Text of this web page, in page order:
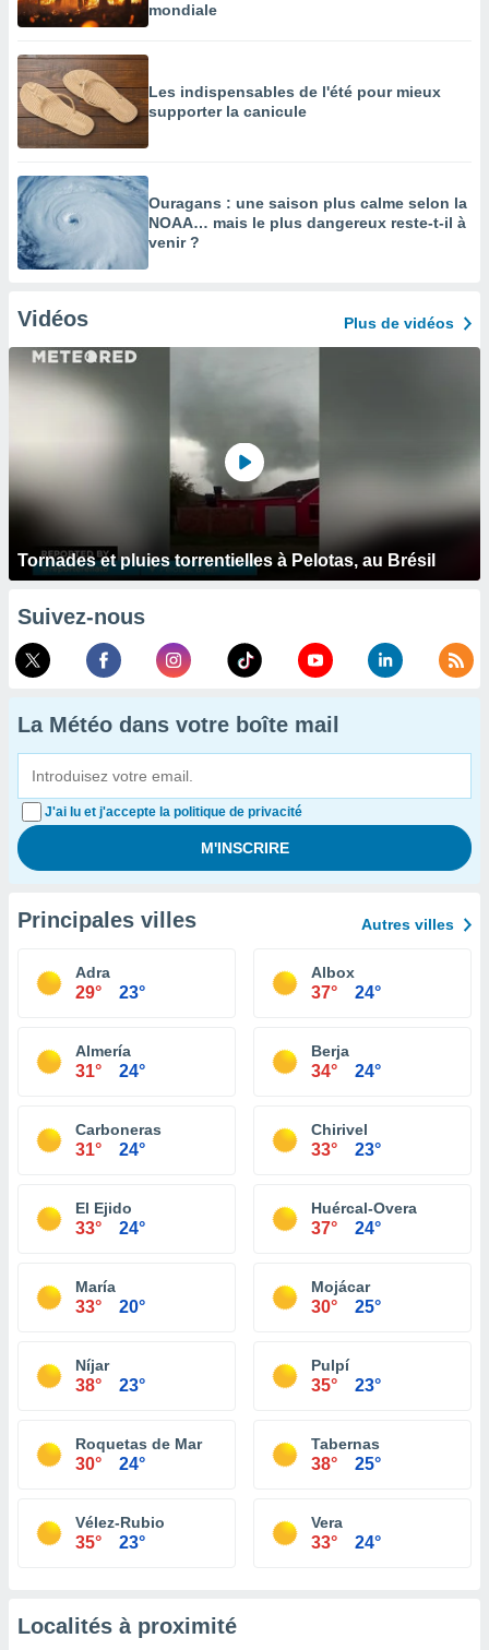
mondiale
Les indispensables de l'été pour mieux
supporter la canicule
Ouragans : une saison plus calme selon la
NOAA… mais le plus dangereux reste-t-il à
venir ?
Vidéos Plus de vidéos
Tornades et pluies torrentielles à Pelotas, au Brésil
Suivez-nous
La Météo dans votre boîte mail
J'ai lu et j'accepte la politique de privacité
Principales villes Autres villes
Adra
29° 23°
Albox
37° 24°
Almería
31° 24°
Berja
34° 24°
Carboneras
31° 24°
Chirivel
33° 23°
El Ejido
33° 24°
Huércal-Overa
37° 24°
María
33° 20°
Mojácar
30° 25°
Níjar
38° 23°
Pulpí
35° 23°
Roquetas de Mar
30° 24°
Tabernas
38° 25°
Vélez-Rubio
35° 23°
Vera
33° 24°
Localités à proximité